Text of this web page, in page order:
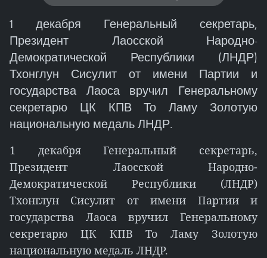
1 декабря Генеральный секретарь,
Президент Лаосской Народно-
Демократической Республики (ЛНДР)
Тхонглун Сисулит от имени Партии и
государства Лаоса вручил Генеральному
секретарю ЦК КПВ То Ламу Золотую
национальную медаль ЛНДР.
1 декабря Генеральный секретарь,
Президент Лаосской Народно-
Демократической Республики (ЛНДР)
Тхонглун Сисулит от имени Партии и
государства Лаоса вручил Генеральному
секретарю ЦК КПВ То Ламу Золотую
национальную медаль ЛНДР.